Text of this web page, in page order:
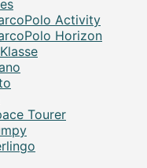
Activity
Horizon
Tourer